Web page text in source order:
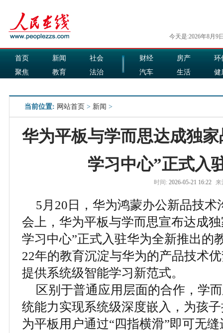
今天是:2026年8月9
首页 新闻
社会
聚焦
教育
法治
财经 房产
环
汽车
生活
健
当前位置: 网站首页 > 新闻 >
华为平板与学而思达成独
学习中心”正式入
时间: 2026-05-21 16:22 来
5月20日，华为鸿蒙办公新品技
会上，华为平板与学而思宣布达成
学习中心”正式入驻华为全新推出的
22年的教育沉淀与华为的产品技术
提供系统级智能学习新范式。
区别于普通应用层面的合作，学
统能力实现系统级深度嵌入，为孩
为平板用户通过“四指横滑”即可无